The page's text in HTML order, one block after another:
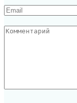
Email
Комментарий